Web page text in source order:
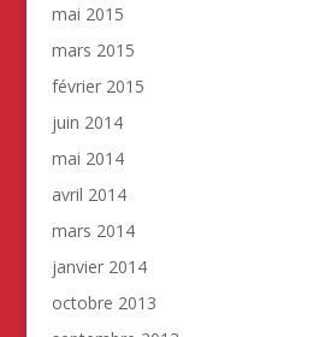
mai 2015
mars 2015
février 2015
juin 2014
mai 2014
avril 2014
mars 2014
janvier 2014
octobre 2013